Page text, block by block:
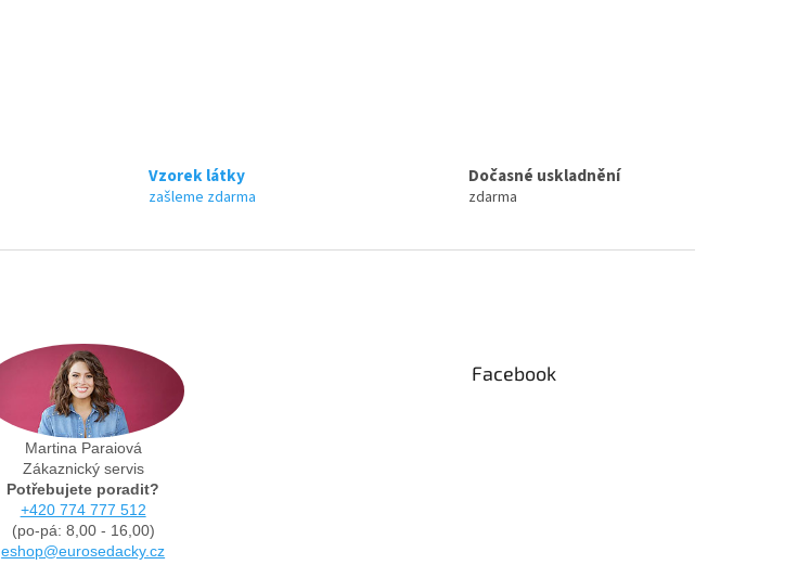
Vzorek látky
zašleme zdarma
Dočasné uskladnění
zdarma
Martina Paraiová
Zákaznický servis
Potřebujete poradit?
+420 774 777 512
(po-pá: 8,00 - 16,00)
eshop@eurosedacky.cz
Facebook